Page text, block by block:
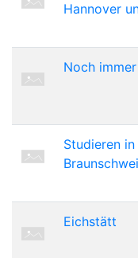
Hannover
Noch
Studieren
Eichstätt